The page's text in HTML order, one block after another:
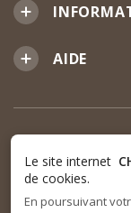
AIDE
Le site internet
de cookies.
En poursuivant